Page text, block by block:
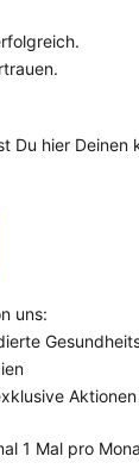
Du hier Deinen
uns:
Aktionen
1 Mal pro